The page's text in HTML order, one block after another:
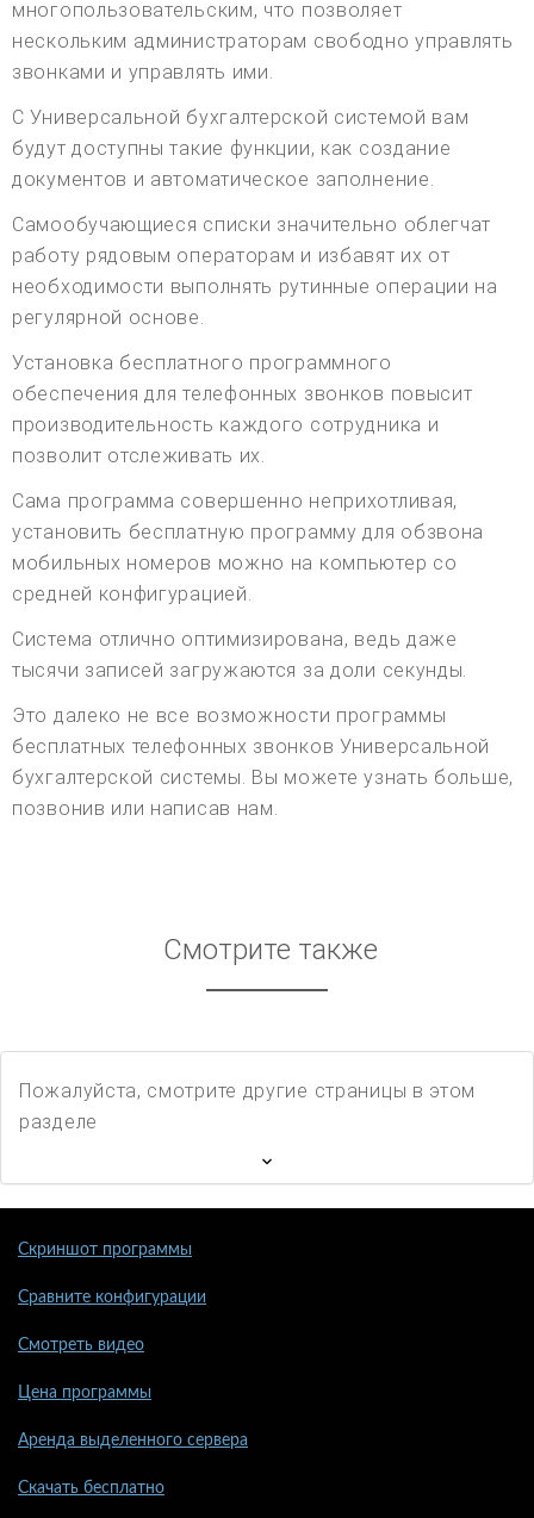
многопользовательским, что позволяет
нескольким администраторам свободно управлять
звонками и управлять ими.
С Универсальной бухгалтерской системой вам
будут доступны такие функции, как создание
документов и автоматическое заполнение.
Самообучающиеся списки значительно облегчат
работу рядовым операторам и избавят их от
необходимости выполнять рутинные операции на
регулярной основе.
Установка бесплатного программного
обеспечения для телефонных звонков повысит
производительность каждого сотрудника и
позволит отслеживать их.
Сама программа совершенно неприхотливая,
установить бесплатную программу для обзвона
мобильных номеров можно на компьютер со
средней конфигурацией.
Система отлично оптимизирована, ведь даже
тысячи записей загружаются за доли секунды.
Это далеко не все возможности программы
бесплатных телефонных звонков Универсальной
бухгалтерской системы. Вы можете узнать больше,
позвонив или написав нам.
Смотрите также
Пожалуйста, смотрите другие страницы в этом
разделе
Скриншот программы
Сравните конфигурации
Смотреть видео
Цена программы
Аренда выделенного сервера
Скачать бесплатно